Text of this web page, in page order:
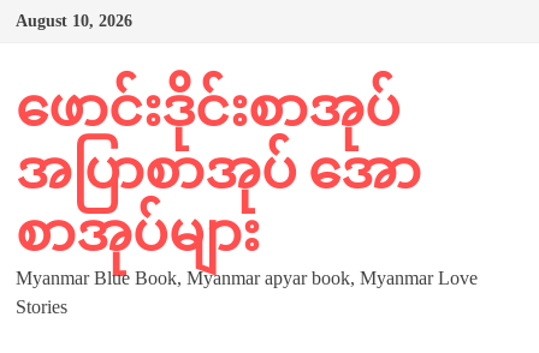
Skip
August 10, 2026
ဖောင်းဒိုင်းစာအုပ်
အပြာစာအုပ် အော
စာအုပ်များ
Myanmar Blue Book, Myanmar apyar book, Myanmar Love
Stories